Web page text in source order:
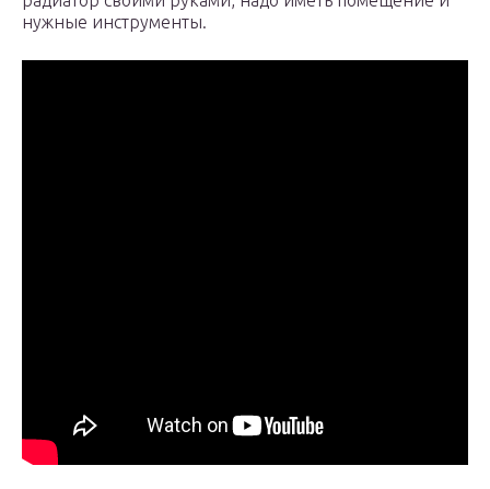
нужные инструменты.